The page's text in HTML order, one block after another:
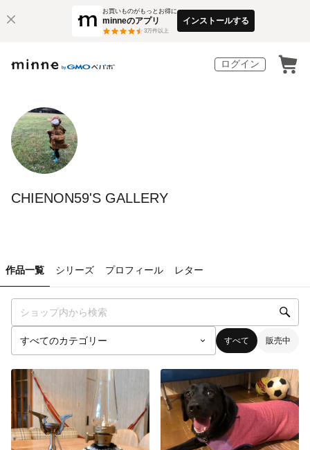
お買いものがもっとお得に
minneのアプリ
3万件以上
インストールする
ログイン
CHIENON59'S GALLERY
作品一覧 シリーズ プロフィール レター
すべて 販売中